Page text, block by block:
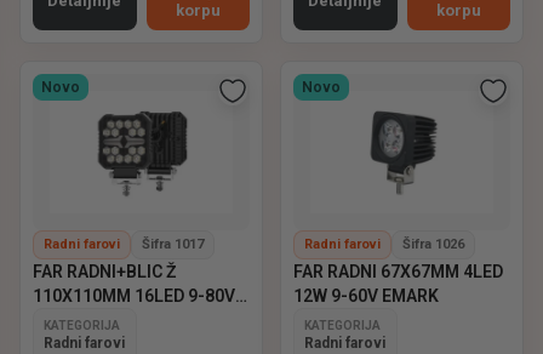
korpu
korpu
Novo
Radni farovi Šifra 1017
FAR RADNI+BLIC Ž
110X110MM 16LED 9-80V
EMARK
KATEGORIJA
Radni farovi
Novo
Radni farovi Šifra 1026
FAR RADNI 67X67MM 4LED
12W 9-60V EMARK
KATEGORIJA
Radni farovi